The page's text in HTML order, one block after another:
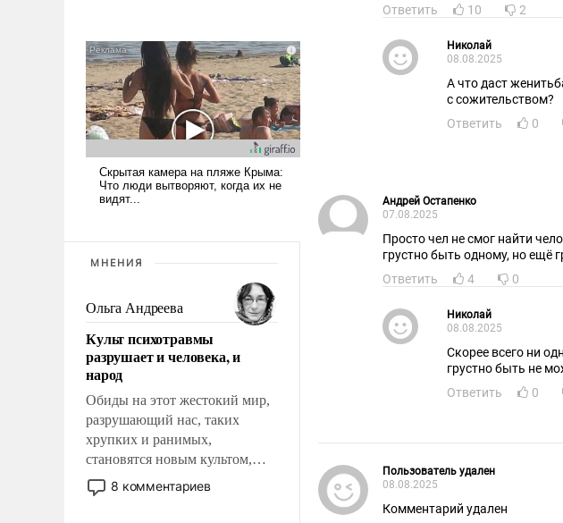
МНЕНИЯ
Ольга Андреева
Культ психотравмы
разрушает и человека, и
народ
Обиды на этот жестокий мир,
разрушающий нас, таких
хрупких и ранимых,
становятся новым культом,
постепенно вытесняя и
отменяя традиционное
8 комментариев
Ответить
10 2
Николай
08.08.2025
А что даст
с сожительством?
Ответить
0
Андрей Остапенко
07.08.2025
Просто чел не смог найти
грустно быть одному, но ещё
Ответить
4 0
Николай
08.08.2025
Скорее всего ни
грустно быть не
Ответить
0
Пользователь удален
08.08.2025
Комментарий удален